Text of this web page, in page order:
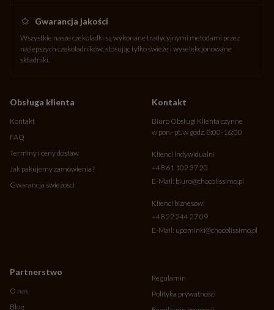
Gwarancja jakości
Wszystkie nasze czekoladki są wykonane tradycyjnymi metodami przez
najlepszych czekoladników, stosując tylko świeże i wyselekcjonowane
składniki.
Obsługa klienta
Kontakt
FAQ
Terminy i ceny dostaw
Jak pakujemy zamówienia?
Gwarancja świeżości
Partnerstwo
O nas
Blog
Kontakt
Biuro Obsługi Klienta czynne
w pon.- pt. w godz. 8:00-16:00
Klienci indywidualni
+48 61 102 37 20
E-Mail: biuro@chocolissimo.pl
Klienci biznesowi
+48 22 244 27 09
E-Mail: upominki@chocolissimo.pl
Regulamin
Polityka prywatności